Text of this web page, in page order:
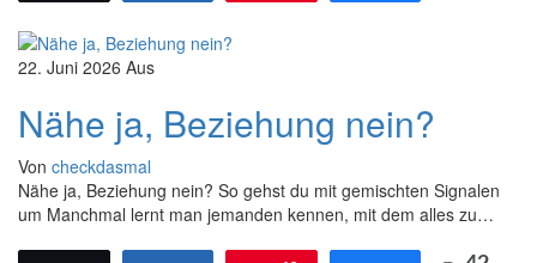
22. Juni 2026 Aus
Nähe ja, Beziehung nein?
Von checkdasmal
Nähe ja, Beziehung nein? So gehst du mit gemischten Signalen
um Manchmal lernt man jemanden kennen, mit dem alles zu…